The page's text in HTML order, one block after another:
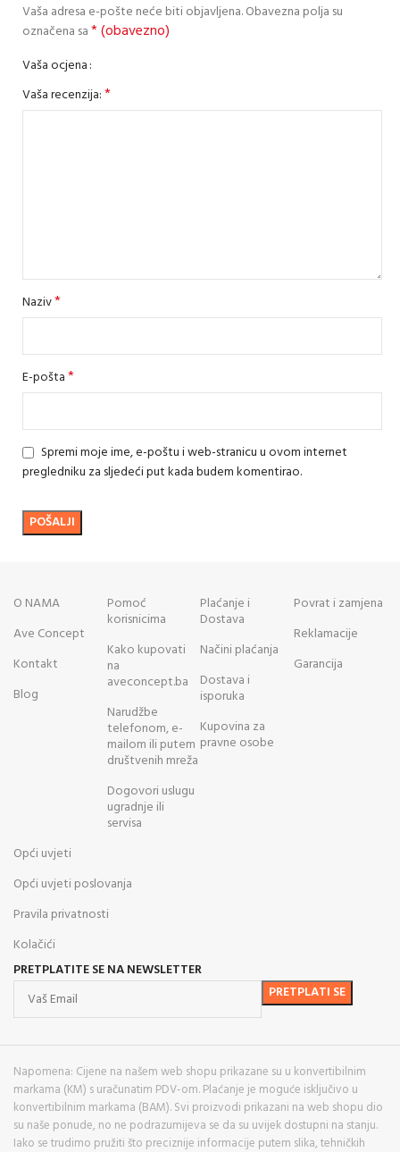
Vaša adresa e-pošte neće biti objavljena.Obavezna polja su
označena sa* (obavezno)
Vaša ocjena
Vaša recenzija:*
Naziv*
E-pošta*
Spremi moje ime, e-poštu i web-stranicu u ovom internet
pregledniku za sljedeći put kada budem komentirao.
O NAMA
Ave Concept
Kontakt
Blog
Pomoć
korisnicima
Kako kupovati
na
aveconcept.ba
Narudžbe
telefonom, e-
mailom ili putem
društvenih mreža
Dogovori uslugu
ugradnje ili
servisa
Plaćanje i
Dostava
Načini plaćanja
Dostava i
isporuka
Kupovina za
pravne osobe
Povrat i zamjena
Reklamacije
Garancija
Opći uvjeti
Opći uvjeti poslovanja
Pravila privatnosti
Kolačići
PRETPLATITE SE NA NEWSLETTER
Napomena: Cijene na našem web shopu prikazane su u konvertibilnim
markama (KM) s uračunatim PDV-om. Plaćanje je moguće isključivo u
konvertibilnim markama (BAM). Svi proizvodi prikazani na web shopu dio
su naše ponude, no ne podrazumijeva se da su uvijek dostupni na stanju.
Iako se trudimo pružiti što preciznije informacije putem slika, tehničkih